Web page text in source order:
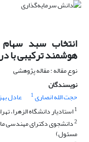
انتخاب سبد سهام
هوشمند ترکیبی با
نوع مقاله : مقاله پژوهشی
نویسندگان
حجت الله انصاری1 عادل
1استادیار دانشگاه الزهرا،
2دانشجوی دکترای مهندسی
مسئول)